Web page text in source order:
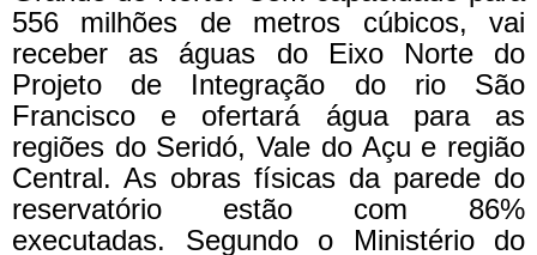
556 milhões de metros cúbicos, vai
receber as águas do Eixo Norte do
Projeto de Integração do rio São
Francisco e ofertará água para as
regiões do Seridó, Vale do Açu e região
Central. As obras físicas da parede do
reservatório estão com 86%
executadas. Segundo o Ministério do